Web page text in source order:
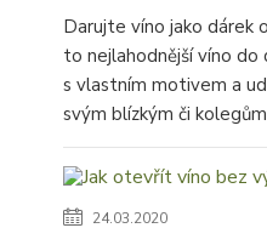
Darujte víno jako dárek
to nejlahodnější víno do
s vlastním motivem a
svým blízkým či kolegům
24.03.2020